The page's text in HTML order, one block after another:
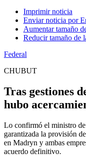
Imprimir noticia
Enviar noticia por
Aumentar tamaño
Reducir tamaño de
Federal
CHUBUT
Tras gestiones
hubo
Lo confirmó el ministro
garantizada la provisión
en Madryn y ambas
acuerdo definitivo.